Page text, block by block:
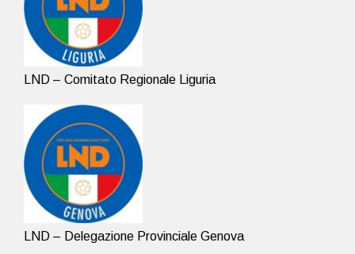
LND – Comitato Regionale Liguria
LND – Delegazione Provinciale Genova